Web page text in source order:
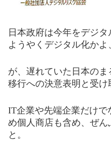
日本政府は今年をデジ
ようやくデジタル化かよ
が、遅れていた日本のま
移行への決意表明と受け
IT企業や先端企業だけで
め個人商店も含め、ぜん
と。